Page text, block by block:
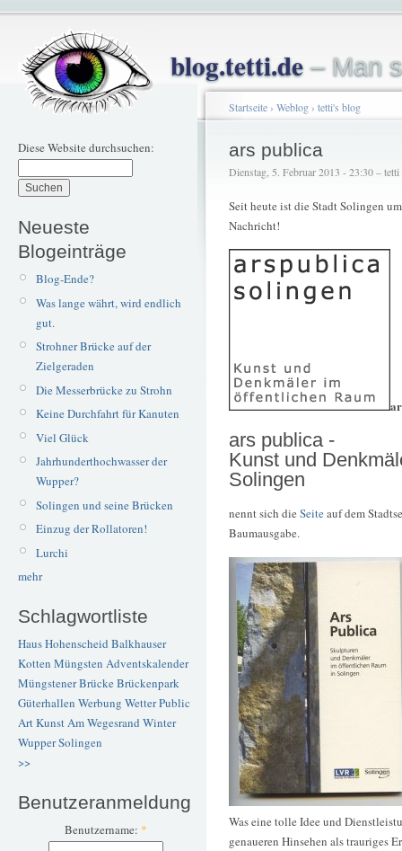
blog.tetti.de– Man
Diese Website durchsuchen:
Neueste
Blogeinträge
Blog-Ende?
Was lange währt, wird endlich
gut.
Strohner Brücke auf der
Zielgeraden
Die Messerbrücke zu Strohn
Keine Durchfahrt für Kanuten
Viel Glück
Jahrhunderthochwasser der
Wupper?
Solingen und seine Brücken
Einzug der Rollatoren!
Lurchi
mehr
Schlagwortliste
Haus Hohenscheid Balkhauser
Kotten Müngsten Adventskalender
Müngstener BrückeBrückenpark
Güterhallen Werbung WetterPublic
ArtKunstAm Wegesrand Winter
WupperSolingen
>>
Benutzeranmeldung
Benutzername: *
Startseite› Weblog› tetti's blog
ars publica
Dienstag, 5. Februar 2013 - 23:30 – tetti
Seit heute ist die Stadt Solingen
Nachricht!
ars publica -
Kunst und
Solingen
nennt sich die Seiteauf dem
Baumausgabe.
Was eine tolle Idee und
genaueren Hinsehen als trauriges